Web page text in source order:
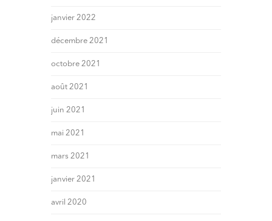
janvier 2022
décembre 2021
octobre 2021
août 2021
juin 2021
mai 2021
mars 2021
janvier 2021
avril 2020